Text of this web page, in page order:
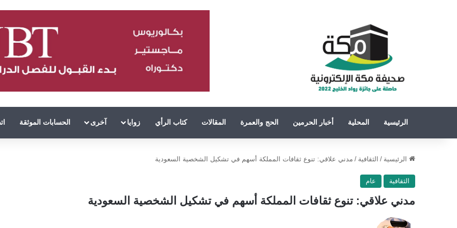
الرئيسية المحلية أخبار الحرمين الحج والعمرة المقالات كتاب الرأي زوايا آخرى الحسابات الموثقة
الرئيسية / الثقافية / مدني علاقي: تنوع ثقافات المملكة أسهم في تشكيل الشخصية السعودية
الثقافية عام
مدني علاقي: تنوع ثقافات المملكة أسهم في تشكيل الشخصية السعودية